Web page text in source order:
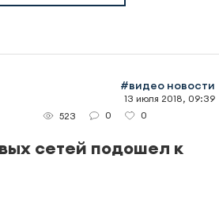
#видео новости
13 июля 2018, 09:39
523
0 0
сетей подошел к